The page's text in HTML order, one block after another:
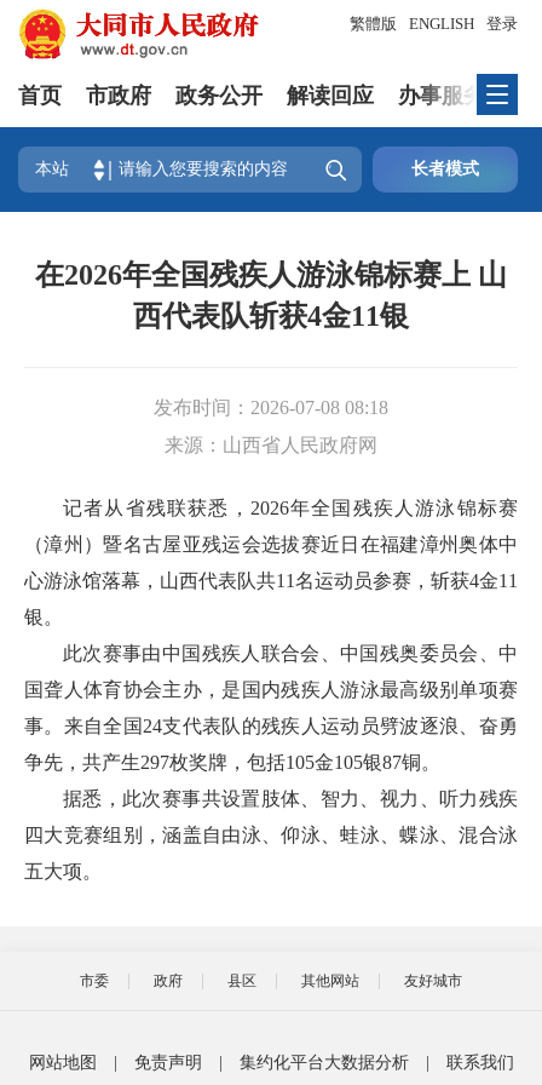
登录
繁體版 ENGLISH
首页 市政府 政务公开 解读回应 办事服务
本站  长者模式
在2026年全国残疾人游泳锦标赛上 山
西代表队斩获4金11银
发布时间： 2026-07-08 08:18
来源： 山西省人民政府网
记者从省残联获悉，2026年全国残疾人游泳锦标赛
（漳州）暨名古屋亚残运会选拔赛近日在福建漳州奥体中
心游泳馆落幕，山西代表队共11名运动员参赛，斩获4金11
银。
此次赛事由中国残疾人联合会、中国残奥委员会、中
国聋人体育协会主办，是国内残疾人游泳最高级别单项赛
事。来自全国24支代表队的残疾人运动员劈波逐浪、奋勇
争先，共产生297枚奖牌，包括105金105银87铜。
据悉，此次赛事共设置肢体、智力、视力、听力残疾
四大竞赛组别，涵盖自由泳、仰泳、蛙泳、蝶泳、混合泳
五大项。
市委 政府 县区 其他网站 友好城市
网站地图 免责声明 集约化平台大数据分析 联系我们